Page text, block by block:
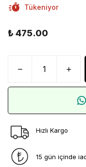
Tükeniyor
₺ 475.00
Hızlı Kargo
15 gün içinde